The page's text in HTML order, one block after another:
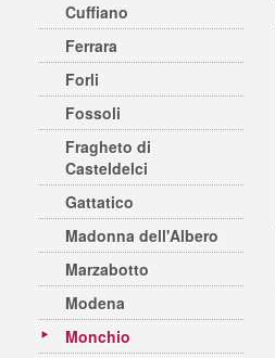
Cuffiano
Ferrara
Forli
Fossoli
Fragheto di
Casteldelci
Gattatico
Madonna dell'Albero
Marzabotto
Modena
Monchio